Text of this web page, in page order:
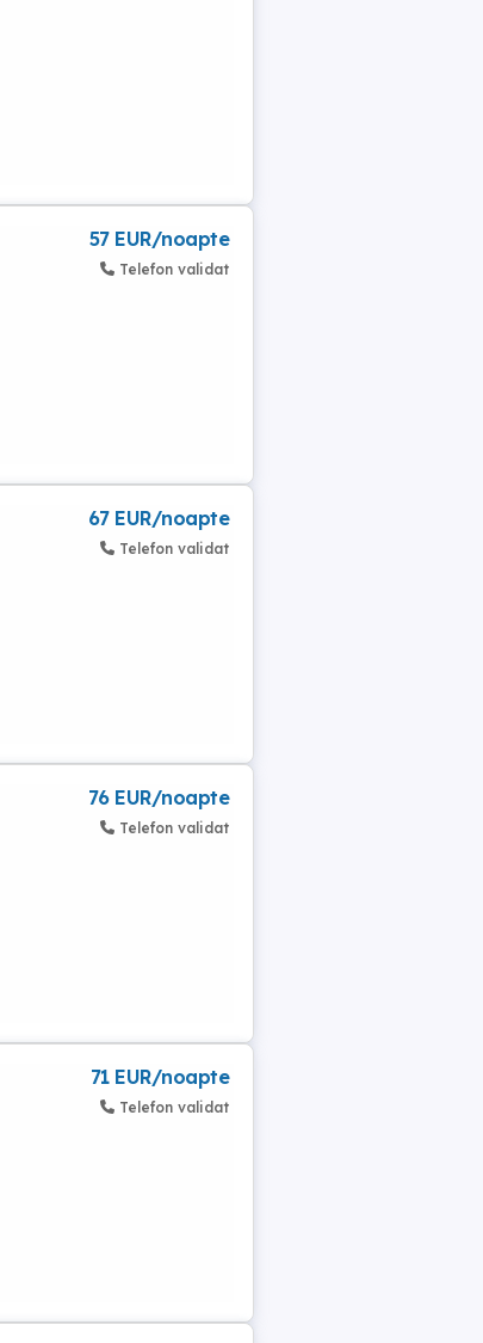
57 EUR/noapte
Telefon validat
67 EUR/noapte
Telefon validat
76 EUR/noapte
Telefon validat
71 EUR/noapte
Telefon validat